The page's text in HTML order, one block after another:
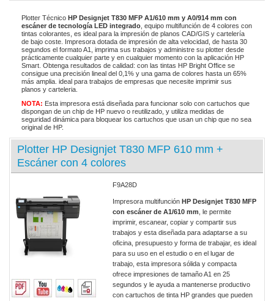
Plotter Técnico HP Designjet T830 MFP A1/610 mm y A0/914 mm con
escáner de tecnología LED integrado , equipo multifunción de 4 colores con
tintas colorantes, es ideal para la impresión de planos CAD/GIS y cartelería
de bajo coste. Impresora dotada de impresión de alta velocidad, de hasta 30
segundos el formato A1, imprima sus trabajos y administre su plotter desde
prácticamente cualquier parte y en cualquier momento con la aplicación HP
Smart. Obtenga resultados de calidad: con las tintas HP Bright Office se
consigue una precisión lineal del 0,1% y una gama de colores hasta un 65%
más amplia. ideal para trabajos de empresas que necesite imprimir sus
planos y carteleria.
NOTA: Esta impresora está diseñada para funcionar solo con cartuchos que
dispongan de un chip de HP nuevo o reutilizado, y utiliza medidas de
seguridad dinámica para bloquear los cartuchos que usan un chip que no sea
original de HP.
Plotter HP Designjet T830 MFP 610 mm +
Escáner con 4 colores
F9A28D
Impresora multifunción HP Designjet T830 MFP
con escáner de A1/610 mm , le permite
imprimir, escanear, copiar y compartir sus
trabajos y esta diseñada para adaptarse a su
oficina, presupuesto y forma de trabajar, es ideal
para su uso en el estudio o en el lugar de
trabajo, esta impresora sólida y compacta
ofrece impresiones de tamaño A1 en 25
segundos y le ayuda a mantenerse productivo
con cartuchos de tinta HP grandes que pueden